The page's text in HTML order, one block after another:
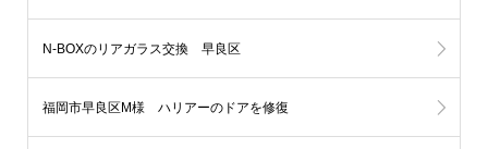
N-BOXのリアガラス交換 早良区
福岡市早良区M様 ハリアーのドアを修復